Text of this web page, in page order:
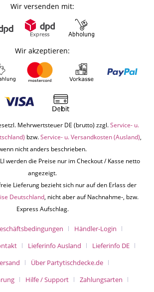
Wir versenden mit:
Wir akzeptieren:
Mehrwertsteuer DE (brutto) zzgl.Service- u.
bzw.Service- u. Versandkosten (Ausland),
nicht anders beschrieben.
werden die Preise nur im Checkout / Kasse netto
angezeigt.
Lieferung bezieht sich nur auf den Erlass der
Deutschland, nicht aber auf Nachnahme-, bzw.
Express Aufschlag.
Händler-Login
Lieferinfo Ausland
Lieferinfo DE
Über Partytischdecke.de
Hilfe / Support
Zahlungsarten